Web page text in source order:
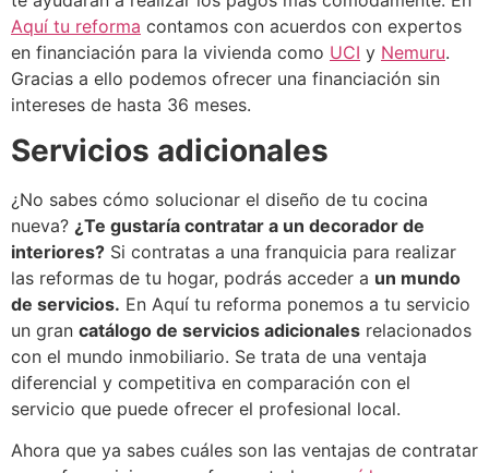
Aquí tu reforma contamos con acuerdos con expertos
en financiación para la vivienda como UCI y Nemuru.
Gracias a ello podemos ofrecer una financiación sin
intereses de hasta 36 meses.
Servicios adicionales
¿No sabes cómo solucionar el diseño de tu cocina
nueva? ¿Te gustaría contratar a un decorador de
interiores? Si contratas a una franquicia para realizar
las reformas de tu hogar, podrás acceder a un mundo
de servicios. En Aquí tu reforma ponemos a tu servicio
un gran catálogo de servicios adicionales relacionados
con el mundo inmobiliario. Se trata de una ventaja
diferencial y competitiva en comparación con el
servicio que puede ofrecer el profesional local.
Ahora que ya sabes cuáles son las ventajas de contratar